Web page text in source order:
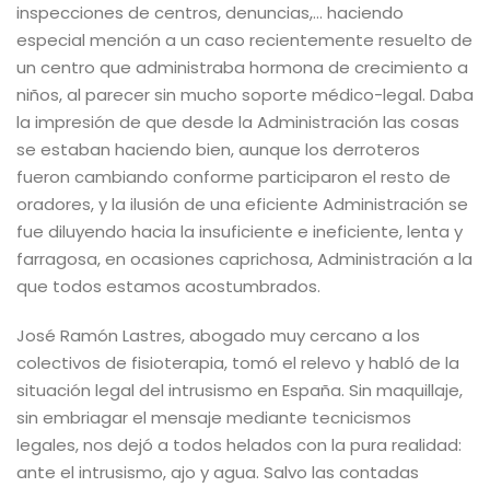
inspecciones de centros, denuncias,… haciendo
especial mención a un caso recientemente resuelto de
un centro que administraba hormona de crecimiento a
niños, al parecer sin mucho soporte médico-legal. Daba
la impresión de que desde la Administración las cosas
se estaban haciendo bien, aunque los derroteros
fueron cambiando conforme participaron el resto de
oradores, y la ilusión de una eficiente Administración se
fue diluyendo hacia la insuficiente e ineficiente, lenta y
farragosa, en ocasiones caprichosa, Administración a la
que todos estamos acostumbrados.
José Ramón Lastres, abogado muy cercano a los
colectivos de fisioterapia, tomó el relevo y habló de la
situación legal del intrusismo en España. Sin maquillaje,
sin embriagar el mensaje mediante tecnicismos
legales, nos dejó a todos helados con la pura realidad:
ante el intrusismo, ajo y agua. Salvo las contadas